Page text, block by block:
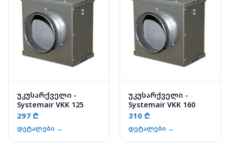
უკუსარქველი -
Systemair VKK 125
297 ₾
დეტალები →
უკუსარქველი -
Systemair VKK 160
310 ₾
დეტალები →